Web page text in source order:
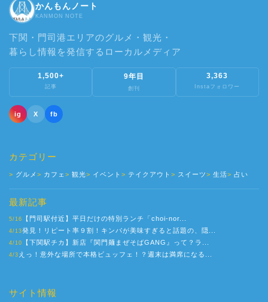
かんもんノート
KANMON NOTE
下関・門司港エリアのグルメ・観光・
暮らし情報を発信するローカルメディア
1,500+
記事
9年目
創刊
3,363
Instaフォロワー
ig X fb
カテゴリー
グルメ カフェ 観光 イベント テイクアウト スイーツ 生活 占い
最新記事
5/16 【門司駅付近】平日だけの特別ランチ「choi-nor...
4/13発見！リピート率９割！キンパが美味すぎると話題の、隠...
4/10 【下関駅チカ】新店『関門麺まぜそばGANG』って？ラ...
4/3 えっ！意外な場所で本格ビュッフェ！？週末は満席になる...
サイト情報